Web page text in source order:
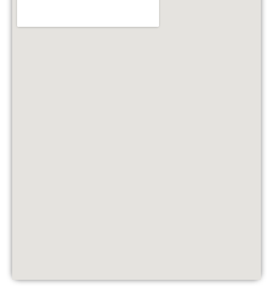
Clases de Flamenco · Clases de Flamenco · Clases de Flamenco · Clases de Flamenco · Clases de Flamenco · Clases de Flamenco · Clases de Flamenco ·